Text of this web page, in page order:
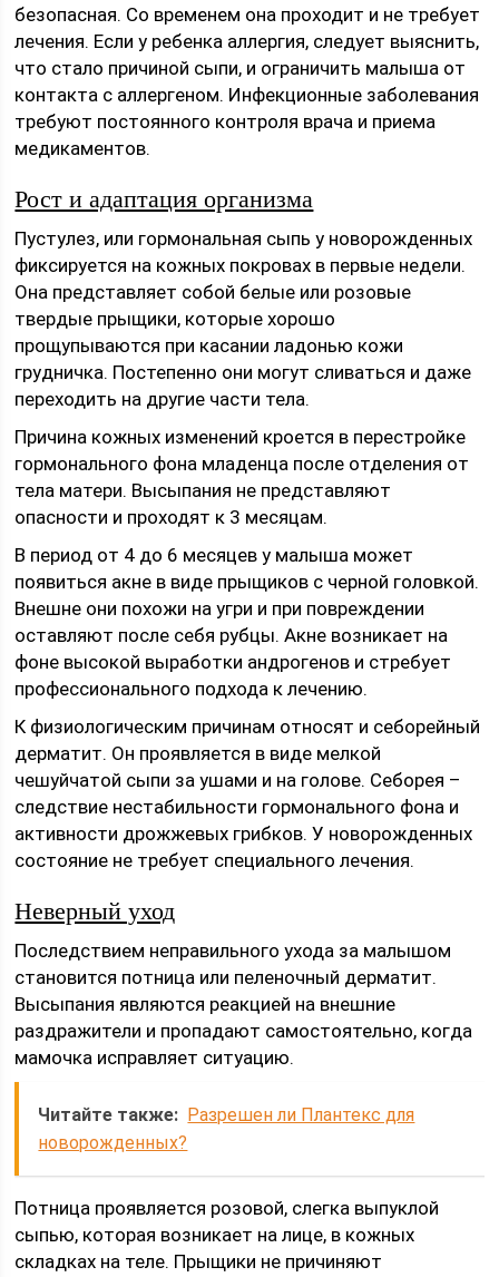
безопасная. Со временем она проходит и не требует
лечения. Если у ребенка аллергия, следует выяснить,
что стало причиной сыпи, и ограничить малыша от
контакта с аллергеном. Инфекционные заболевания
требуют постоянного контроля врача и приема
медикаментов.
Рост и адаптация организма
Пустулез, или гормональная сыпь у новорожденных
фиксируется на кожных покровах в первые недели.
Она представляет собой белые или розовые
твердые прыщики, которые хорошо
прощупываются при касании ладонью кожи
грудничка. Постепенно они могут сливаться и даже
переходить на другие части тела.
Причина кожных изменений кроется в перестройке
гормонального фона младенца после отделения от
тела матери. Высыпания не представляют
опасности и проходят к 3 месяцам.
В период от 4 до 6 месяцев у малыша может
появиться акне в виде прыщиков с черной головкой.
Внешне они похожи на угри и при повреждении
оставляют после себя рубцы. Акне возникает на
фоне высокой выработки андрогенов и стребует
профессионального подхода к лечению.
К физиологическим причинам относят и себорейный
дерматит. Он проявляется в виде мелкой
чешуйчатой сыпи за ушами и на голове. Себорея –
следствие нестабильности гормонального фона и
активности дрожжевых грибков. У новорожденных
состояние не требует специального лечения.
Неверный уход
Последствием неправильного ухода за малышом
становится потница или пеленочный дерматит.
Высыпания являются реакцией на внешние
раздражители и пропадают самостоятельно, когда
мамочка исправляет ситуацию.
Читайте также: Разрешен ли Плантекс для
новорожденных?
Потница проявляется розовой, слегка выпуклой
сыпью, которая возникает на лице, в кожных
складках на теле. Прыщики не причиняют